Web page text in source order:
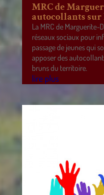
MRC de
autocollants sur
La MRC de Marguerite-
réseaux sociaux pour
passage de jeunes qui
apposer des
bruns du territoire.
lire plus